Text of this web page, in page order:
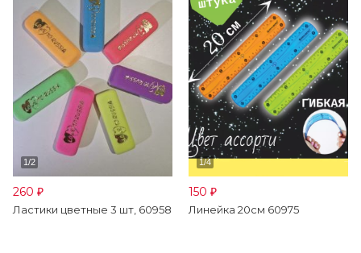
260 ₽
Ластики цветные 3 шт, 60958
150 ₽
Линейка 20см 60975